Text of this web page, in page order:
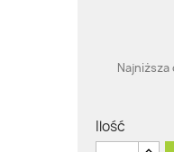
Najniższa
Ilość